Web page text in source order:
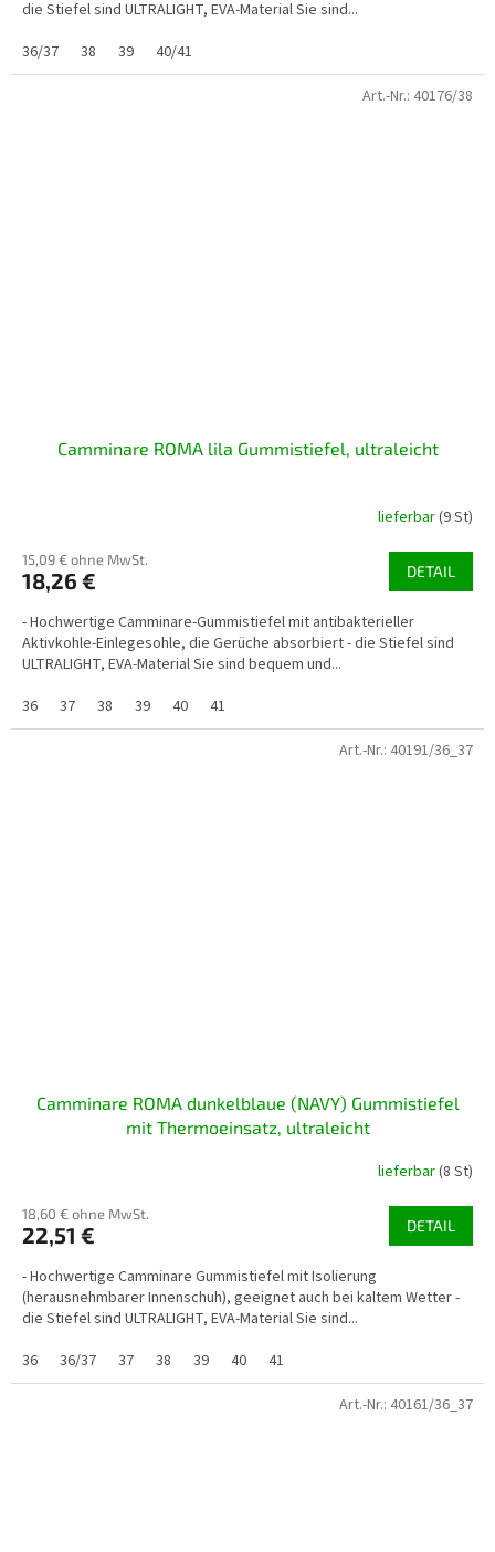
die Stiefel sind ULTRALIGHT, EVA-Material Sie sind...
36/37
38 39 40/41
Camminare ROMA lila Gummistiefel, ultraleicht
lieferbar(9 St)
15,09 € ohne MwSt.
18,26 € DETAIL
- Hochwertige Camminare-Gummistiefel mit antibakterieller
Aktivkohle-Einlegesohle, die Gerüche absorbiert - die Stiefel sind
ULTRALIGHT, EVA-Material Sie sind bequem und...
36
37 38 39 40 41
Art.-Nr.: 40176/38
Camminare ROMA dunkelblaue (NAVY) Gummistiefel
mit Thermoeinsatz, ultraleicht
lieferbar(8 St)
18,60 € ohne MwSt.
22,51 € DETAIL
- Hochwertige Camminare Gummistiefel mit Isolierung
(herausnehmbarer Innenschuh), geeignet auch bei kaltem Wetter -
die Stiefel sind ULTRALIGHT, EVA-Material Sie sind...
36
36/37 37 38 39 40 41
Art.-Nr.: 40191/36_37
Art.-Nr.: 40161/36_37